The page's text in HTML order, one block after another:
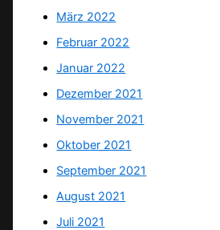
März 2022
Februar 2022
Januar 2022
Dezember 2021
November 2021
Oktober 2021
September 2021
August 2021
Juli 2021